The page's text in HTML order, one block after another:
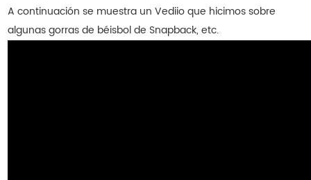
A continuación se muestra un Vediio que hicimos sobre
algunas gorras de béisbol de Snapback, etc.